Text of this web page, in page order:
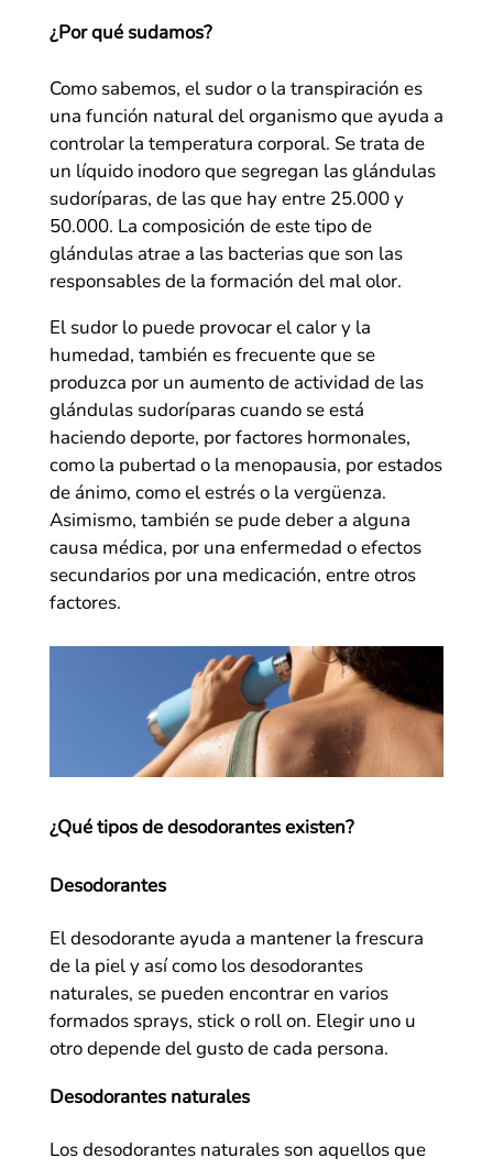
¿Por qué sudamos?
Como sabemos, el sudor o la transpiración es
una función natural del organismo que ayuda a
controlar la temperatura corporal. Se trata de
un líquido inodoro que segregan las glándulas
sudoríparas, de las que hay entre 25.000 y
50.000. La composición de este tipo de
glándulas atrae a las bacterias que son las
responsables de la formación del mal olor.
El sudor lo puede provocar el calor y la
humedad, también es frecuente que se
produzca por un aumento de actividad de las
glándulas sudoríparas cuando se está
haciendo deporte, por factores hormonales,
como la pubertad o la menopausia, por estados
de ánimo, como el estrés o la vergüenza.
Asimismo, también se pude deber a alguna
causa médica, por una enfermedad o efectos
secundarios por una medicación, entre otros
factores.
¿Qué tipos de desodorantes existen?
Desodorantes
El desodorante ayuda a mantener la frescura
de la piel y así como los desodorantes
naturales, se pueden encontrar en varios
formados sprays, stick o roll on. Elegir uno u
otro depende del gusto de cada persona.
Desodorantes naturales
Los desodorantes naturales son aquellos que